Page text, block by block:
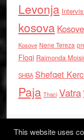
Levonja
kosova Kosove
Kosove Nene Tereza
Floqi Raimonda
SHBA Shefqet
Paja Thaci Vatra
This website uses